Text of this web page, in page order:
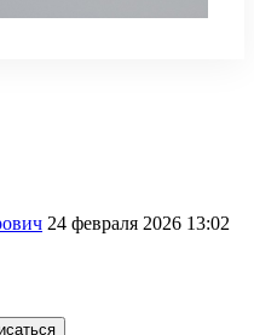
24 февраля 2026 13:02